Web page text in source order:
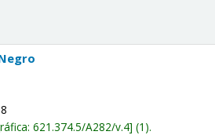
621.374.5/A282/v.4 (1).